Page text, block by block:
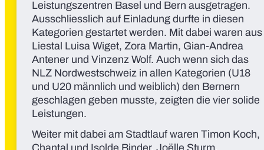
Leistungszentren Basel und Bern ausgetragen.
Ausschliesslich auf Einladung durfte in diesen
Kategorien gestartet werden. Mit dabei waren aus
Liestal Luisa Wiget, Zora Martin, Gian-Andrea
Antener und Vinzenz Wolf. Auch wenn sich das
NLZ Nordwestschweiz in allen Kategorien (U18
und U20 männlich und weiblich) den Bernern
geschlagen geben musste, zeigten die vier solide
Leistungen.
Weiter mit dabei am Stadtlauf waren Timon Koch,
Chantal und Isolde Binder, Joëlle Sturm,